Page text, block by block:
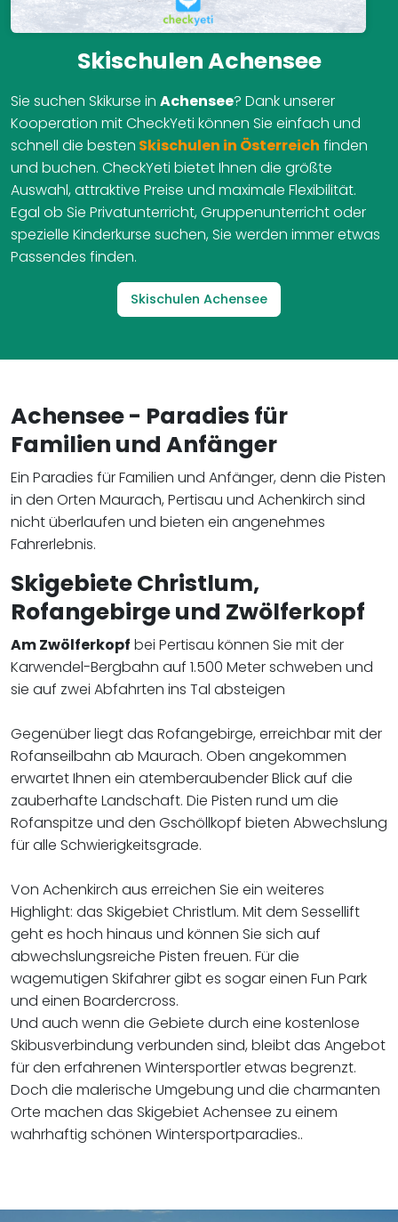
Skischulen Achensee
Sie suchen Skikurse in Achensee? Dank unserer
Kooperation mit CheckYeti können Sie einfach und
schnell die besten Skischulen in Österreich finden
und buchen. CheckYeti bietet Ihnen die größte
Auswahl, attraktive Preise und maximale Flexibilität.
Egal ob Sie Privatunterricht, Gruppenunterricht oder
spezielle Kinderkurse suchen, Sie werden immer etwas
Passendes finden.
Skischulen Achensee
Achensee - Paradies für
Familien und Anfänger
Ein Paradies für Familien und Anfänger, denn die Pisten
in den Orten Maurach, Pertisau und Achenkirch sind
nicht überlaufen und bieten ein angenehmes
Fahrerlebnis.
Skigebiete Christlum,
Rofangebirge und Zwölferkopf
Am Zwölferkopf bei Pertisau können Sie mit der
Karwendel-Bergbahn auf 1.500 Meter schweben und
sie auf zwei Abfahrten ins Tal absteigen
Gegenüber liegt das Rofangebirge, erreichbar mit der
Rofanseilbahn ab Maurach. Oben angekommen
erwartet Ihnen ein atemberaubender Blick auf die
zauberhafte Landschaft. Die Pisten rund um die
Rofanspitze und den Gschöllkopf bieten Abwechslung
für alle Schwierigkeitsgrade.
​​​​​​​Von Achenkirch aus erreichen Sie ein weiteres
Highlight: das Skigebiet Christlum. Mit dem Sessellift
geht es hoch hinaus und können Sie sich auf
abwechslungsreiche Pisten freuen. Für die
wagemutigen Skifahrer gibt es sogar einen Fun Park
und einen Boardercross.
Und auch wenn die Gebiete durch eine kostenlose
Skibusverbindung verbunden sind, bleibt das Angebot
für den erfahrenen Wintersportler etwas begrenzt.
Doch die malerische Umgebung und die charmanten
Orte machen das Skigebiet Achensee zu einem
wahrhaftig schönen Wintersportparadies..